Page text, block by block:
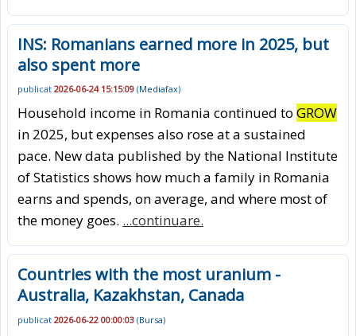
INS: Romanians earned more in 2025, but
also spent more
publicat 2026-06-24 15:15:09 (Mediafax)
Household income in Romania continued to GROW
in 2025, but expenses also rose at a sustained
pace. New data published by the National Institute
of Statistics shows how much a family in Romania
earns and spends, on average, and where most of
the money goes. ...continuare.
Countries with the most uranium -
Australia, Kazakhstan, Canada
publicat 2026-06-22 00:00:03 (Bursa)